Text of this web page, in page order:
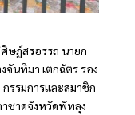
ษฏ์สรอรรถ นายก
นทิมา เตกฉัตร รอง
รรมการและสมาชิก
ชาดจังหวัดพัทลุง